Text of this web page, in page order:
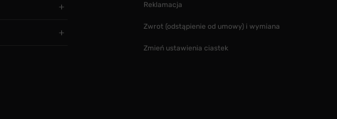
Reklamacja
Zwrot (odstąpienie od umowy) i wymiana
Zmień ustawienia ciastek